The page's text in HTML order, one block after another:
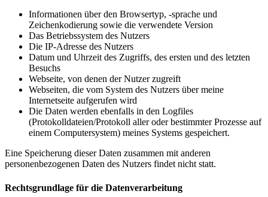
Informationen über den Browsertyp, -sprache und
Zeichenkodierung sowie die verwendete Version
Das Betriebssystem des Nutzers
Die IP-Adresse des Nutzers
Datum und Uhrzeit des Zugriffs, des ersten und des letzten
Besuchs
Webseite, von denen der Nutzer zugreift
Webseiten, die vom System des Nutzers über meine
Internetseite aufgerufen wird
Die Daten werden ebenfalls in den Logfiles
(Protokolldateien/Protokoll aller oder bestimmter Prozesse auf
einem Computersystem) meines Systems gespeichert.
Eine Speicherung dieser Daten zusammen mit anderen
personenbezogenen Daten des Nutzers findet nicht statt.
Rechtsgrundlage für die Datenverarbeitung